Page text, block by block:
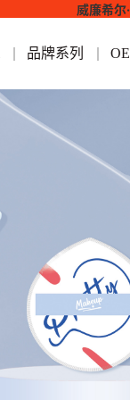
威廉希
品牌系列